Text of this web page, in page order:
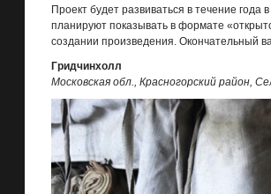
Проект будет развиваться в течение
планируют показывать в формате
создании произведения. Окончательный
Гридчинхолл
Московская обл., Красногорский район,